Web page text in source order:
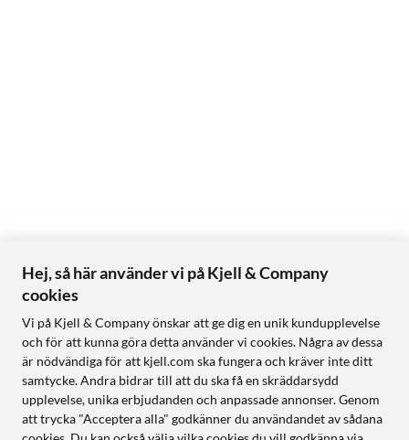
Hej, så här använder vi på Kjell & Company
cookies
Vi på Kjell & Company önskar att ge dig en unik kundupplevelse
och för att kunna göra detta använder vi cookies. Några av dessa
är nödvändiga för att kjell.com ska fungera och kräver inte ditt
samtycke. Andra bidrar till att du ska få en skräddarsydd
upplevelse, unika erbjudanden och anpassade annonser. Genom
att trycka "Acceptera alla" godkänner du användandet av sådana